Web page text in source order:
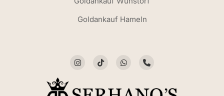
Goldankauf Hameln